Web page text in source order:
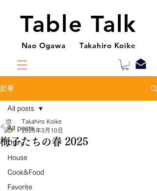
Table Talk
Nao Ogawa Takahiro Koike
記事
All posts
Diary
House
Cook&Food
Favorite
All posts
梅子たちの春 2025
Takahiro Koike
2025年3月10日